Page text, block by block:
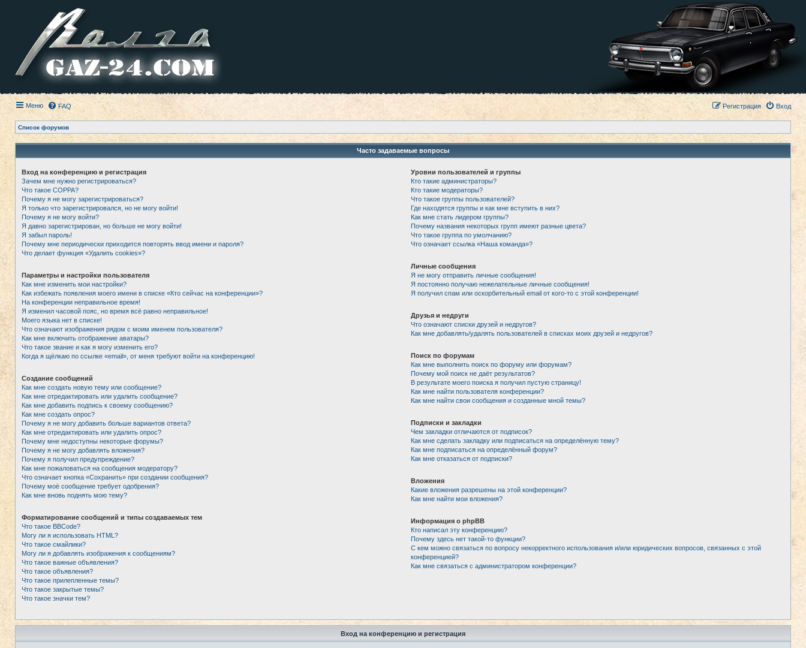
Меню FAQ Вход
Регистрация
Список форумов
Часто задаваемые вопросы
Вход на конференцию и регистрация
Зачем мне нужно регистрироваться?
Что такое COPPA?
Почему я не могу зарегистрироваться?
Я только что зарегистрировался, но не могу войти!
Почему я не могу войти?
Я давно зарегистрирован, но больше не могу войти!
Я забыл пароль!
Почему мне периодически приходится повторять ввод имени и пароля?
Что делает функция «Удалить cookies»?
Параметры и настройки пользователя
Как мне изменить мои настройки?
Как избежать появления моего имени в списке «Кто сейчас на конференции»?
На конференции неправильное время!
Я изменил часовой пояс, но время всё равно неправильное!
Моего языка нет в списке!
Что означают изображения рядом с моим именем пользователя?
Как мне включить отображение аватары?
Что такое звание и как я могу изменить его?
Когда я щёлкаю по ссылке «email», от меня требуют войти на конференцию!
Создание сообщений
Как мне создать новую тему или сообщение?
Как мне отредактировать или удалить сообщение?
Как мне добавить подпись к своему сообщению?
Как мне создать опрос?
Почему я не могу добавить больше вариантов ответа?
Как мне отредактировать или удалить опрос?
Почему мне недоступны некоторые форумы?
Почему я не могу добавлять вложения?
Почему я получил предупреждение?
Как мне пожаловаться на сообщения модератору?
Что означает кнопка «Сохранить» при создании сообщения?
Почему моё сообщение требует одобрения?
Как мне вновь поднять мою тему?
Форматирование сообщений и типы создаваемых тем
Что такое BBCode?
Могу ли я использовать HTML?
Что такое смайлики?
Могу ли я добавлять изображения к сообщениям?
Что такое важные объявления?
Что такое объявления?
Что такое прилепленные темы?
Что такое закрытые темы?
Что такое значки тем?
Уровни пользователей и группы
Кто такие администраторы?
Кто такие модераторы?
Что такое группы пользователей?
Где находятся группы и как мне вступить в них?
Как мне стать лидером группы?
Почему названия некоторых групп имеют разные цвета?
Что такое группа по умолчанию?
Что означает ссылка «Наша команда»?
Личные сообщения
Я не могу отправить личные сообщения!
Я постоянно получаю нежелательные личные сообщения!
Я получил спам или оскорбительный email от кого-то с этой конференции!
Друзья и недруги
Что означают списки друзей и недругов?
Как мне добавлять/удалять пользователей в списках моих друзей и недругов?
Поиск по форумам
Как мне выполнить поиск по форуму или форумам?
Почему мой поиск не даёт результатов?
В результате моего поиска я получил пустую страницу!
Как мне найти пользователя конференции?
Как мне найти свои сообщения и созданные мной темы?
Подписки и закладки
Чем закладки отличаются от подписок?
Как мне сделать закладку или подписаться на определённую тему?
Как мне подписаться на определённый форум?
Как мне отказаться от подписки?
Вложения
Какие вложения разрешены на этой конференции?
Как мне найти мои вложения?
Информация о phpBB
Кто написал эту конференцию?
Почему здесь нет такой-то функции?
С кем можно связаться по вопросу некорректного использования и/или юридических вопросов, связанных с этой
конференцией?
Как мне связаться с администратором конференции?
Вход на конференцию и регистрация